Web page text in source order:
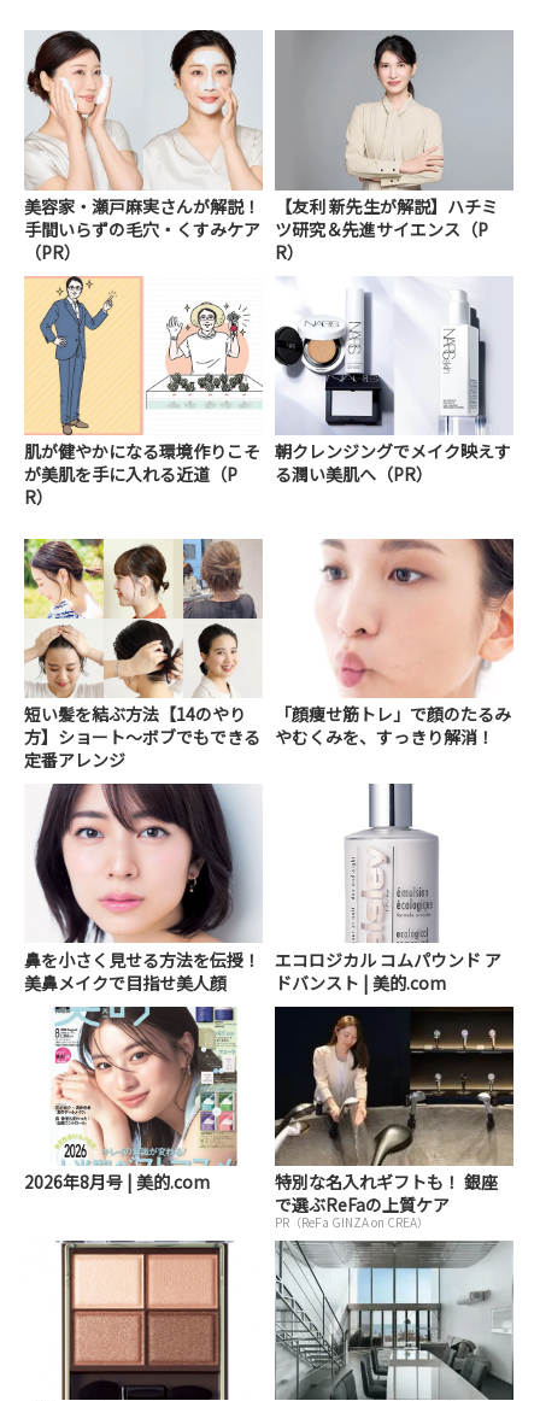
美容家・瀬戸麻実さんが解説！
手間いらずの毛穴・くすみケア
（PR）
【友利 新先生が解説】ハチミ
ツ研究＆先進サイエンス（P
R）
肌が健やかになる環境作りこそ
が美肌を手に入れる近道（P
R）
朝クレンジングでメイク映えす
る潤い美肌へ（PR）
短い髪を結ぶ方法【14のやり
方】ショート～ボブでもできる
定番アレンジ
「顔痩せ筋トレ」で顔のたるみ
やむくみを、すっきり解消！
鼻を小さく見せる方法を伝授！
美鼻メイクで目指せ美人顔
エコロジカル コムパウンド ア
ドバンスト | 美的.com
2026年8月号 | 美的.com
特別な名入れギフトも！ 銀座
で選ぶReFaの上質ケア
PR（ReFa GINZA on CREA）